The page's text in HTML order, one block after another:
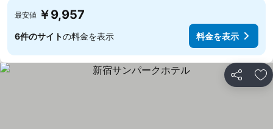
最安値 ￥9,957
6件のサイトの料金を表示 料金を表示
シェア お